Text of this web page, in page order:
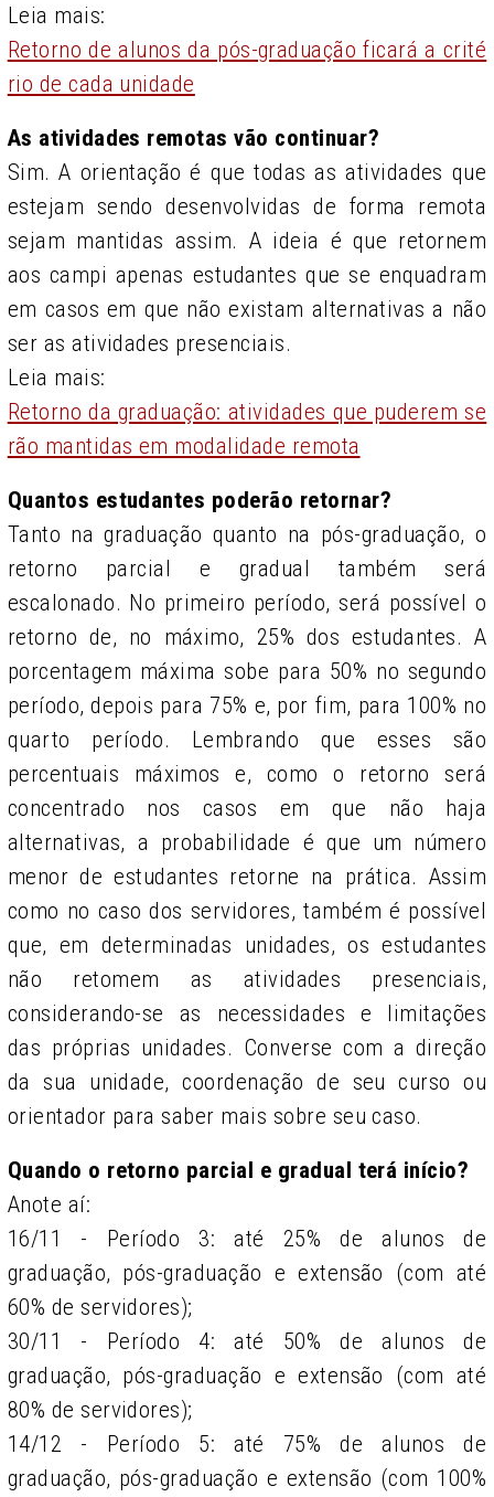
Leia mais:
Retorno de alunos da pós-graduação ficará a crité
rio de cada unidade
As atividades remotas vão continuar?
Sim. A orientação é que todas as atividades que
estejam sendo desenvolvidas de forma remota
sejam mantidas assim. A ideia é que retornem
aos campi apenas estudantes que se enquadram
em casos em que não existam alternativas a não
ser as atividades presenciais.
Leia mais:
Retorno da graduação: atividades que puderem se
rão mantidas em modalidade remota
Quantos estudantes poderão retornar?
Tanto na graduação quanto na pós-graduação, o
retorno parcial e gradual também será
escalonado. No primeiro período, será possível o
retorno de, no máximo, 25% dos estudantes. A
porcentagem máxima sobe para 50% no segundo
período, depois para 75% e, por fim, para 100% no
quarto período. Lembrando que esses são
percentuais máximos e, como o retorno será
concentrado nos casos em que não haja
alternativas, a probabilidade é que um número
menor de estudantes retorne na prática. Assim
como no caso dos servidores, também é possível
que, em determinadas unidades, os estudantes
não retomem as atividades presenciais,
considerando-se as necessidades e limitações
das próprias unidades. Converse com a direção
da sua unidade, coordenação de seu curso ou
orientador para saber mais sobre seu caso.
Quando o retorno parcial e gradual terá início?
Anote aí:
16/11 - Período 3: até 25% de alunos de
graduação, pós-graduação e extensão (com até
60% de servidores);
30/11 - Período 4: até 50% de alunos de
graduação, pós-graduação e extensão (com até
80% de servidores);
14/12 - Período 5: até 75% de alunos de
graduação, pós-graduação e extensão (com 100%